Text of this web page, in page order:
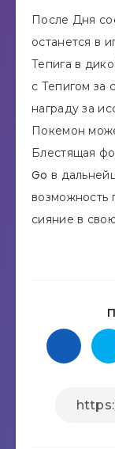
После Дня
останется в
Тепига в
с Тепигом за
награду за
Покемон
Блестящая
Go в
возможность
сияние в